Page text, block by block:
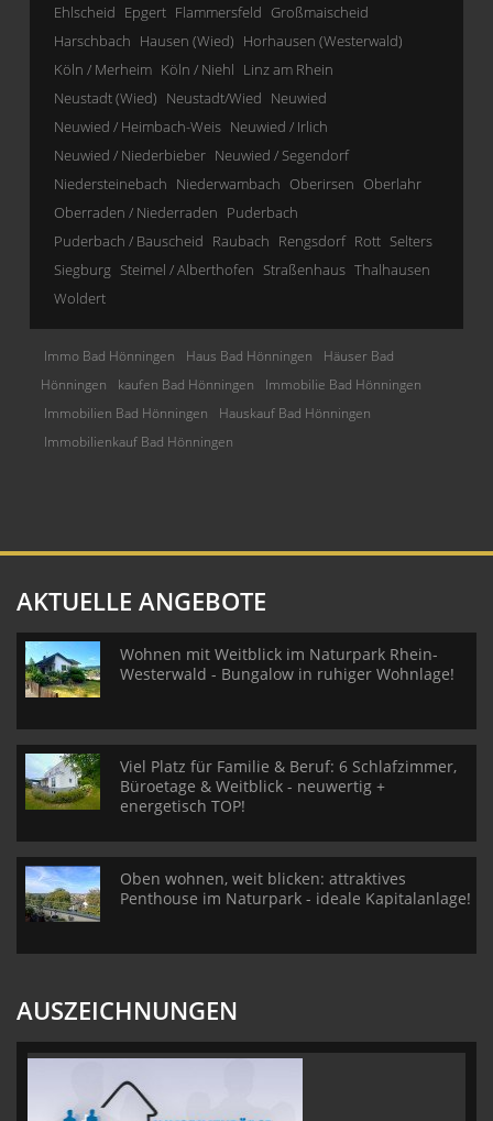
Ehlscheid Epgert Flammersfeld Großmaischeid
Harschbach Hausen (Wied) Horhausen (Westerwald)
Köln / Merheim Köln / Niehl Linz am Rhein
Neustadt (Wied) Neustadt/Wied Neuwied
Neuwied / Heimbach-Weis Neuwied / Irlich
Neuwied / Niederbieber Neuwied / Segendorf
Niedersteinebach Niederwambach Oberirsen Oberlahr
Oberraden / Niederraden Puderbach
Puderbach / Bauscheid Raubach Rengsdorf Rott Selters
Siegburg Steimel / Alberthofen Straßenhaus Thalhausen
Woldert
Immo Bad Hönningen Haus Bad Hönningen
Häuser Bad
Hönningen
kaufen Bad Hönningen
Immobilie Bad Hönningen
Immobilien Bad Hönningen
Hauskauf Bad Hönningen
Immobilienkauf Bad Hönningen
AKTUELLE ANGEBOTE
Wohnen mit Weitblick im Naturpark Rhein-
Westerwald - Bungalow in ruhiger Wohnlage!
Viel Platz für Familie & Beruf: 6 Schlafzimmer,
Büroetage & Weitblick - neuwertig +
energetisch TOP!
Oben wohnen, weit blicken: attraktives
Penthouse im Naturpark - ideale Kapitalanlage!
AUSZEICHNUNGEN